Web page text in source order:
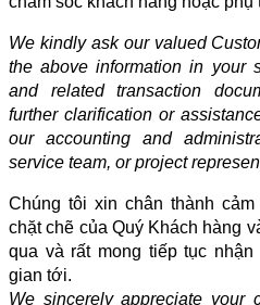
We kindly ask our valued
the above information in your
and related transaction
further clarification or
our accounting and
service team, or project
Chúng tôi xin chân thành
chặt chẽ của Quý Khách hàng
qua và rất mong tiếp tục
gian tới.
We sincerely appreciate your